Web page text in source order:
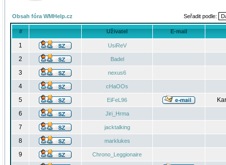
Obsah fóra WMHelp.cz Seřadit podle:
# Uživatel E-mail
1 UsiReV
2 Badel
3 nexus6
4 cHaOOs
5 EiFeL96
6
Jiri_Hrma
7 jacktalking
8 marklukes
9 Chrono_Leggionaire